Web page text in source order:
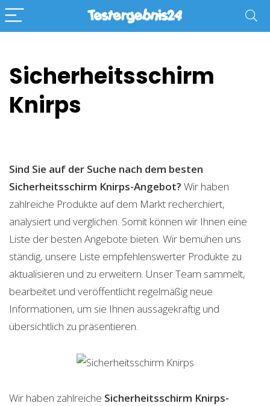
Sicherheitsschirm
Knirps
Sind Sie auf der Suche nach dem besten
Sicherheitsschirm Knirps-Angebot? Wir haben
zahlreiche Produkte auf dem Markt recherchiert,
analysiert und verglichen. Somit können wir Ihnen eine
Liste der besten Angebote bieten. Wir bemühen uns
ständig, unsere Liste empfehlenswerter Produkte zu
aktualisieren und zu erweitern. Unser Team sammelt,
bearbeitet und veröffentlicht regelmäßig neue
Informationen, um sie Ihnen aussagekräftig und
übersichtlich zu präsentieren.
Wir haben zahlreiche Sicherheitsschirm Knirps-